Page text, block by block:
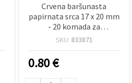
Crvena baršunasta
papirnata srca 17 x 20 mm
- 20 komada za
scrapbooking i dekoracije
SKU: 833871
0.80€